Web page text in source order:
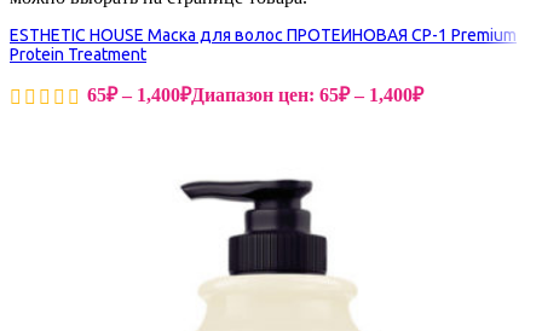
ESTHETIC HOUSE Маска для волос ПРОТЕИНОВАЯ CP-1 Premium
Protein Treatment
65₽ – 1,400₽Диапазон цен: 65₽ – 1,400₽